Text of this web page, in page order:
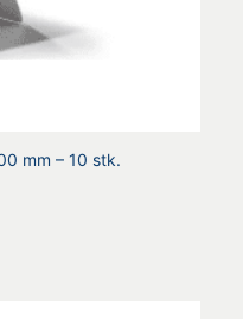
mm – 10 stk.